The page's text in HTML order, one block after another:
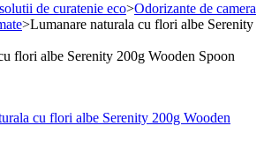
de curatenie eco>Odorizante de camera
>Lumanare naturala cu flori albe Serenity